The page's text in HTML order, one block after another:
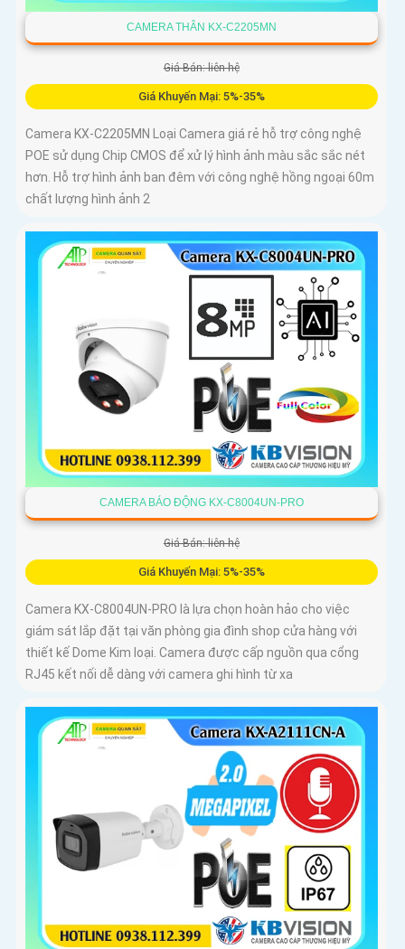
CAMERA THÂN KX-C2205MN
Giá Bán: liên hệ
Giá Khuyến Mại: 5%-35%
Camera KX-C2205MN Loại Camera giá rẻ hỗ trợ công nghệ
POE sử dụng Chip CMOS để xử lý hình ảnh màu sắc sắc nét
hơn. Hỗ trợ hình ảnh ban đêm với công nghệ hồng ngoại 60m
chất lượng hình ảnh 2
CAMERA BÁO ĐỘNG KX-C8004UN-PRO
Giá Bán: liên hệ
Giá Khuyến Mại: 5%-35%
Camera KX-C8004UN-PRO là lựa chọn hoàn hảo cho việc
giám sát lắp đặt tại văn phòng gia đình shop cửa hàng với
thiết kế Dome Kim loại. Camera được cấp nguồn qua cổng
RJ45 kết nối dễ dàng với camera ghi hình từ xa